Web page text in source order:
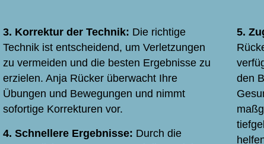
3. Korrektur der Technik: Die richtige
Technik ist entscheidend, um Verletzungen
zu vermeiden und die besten Ergebnisse zu
erzielen. Anja Rücker überwacht Ihre
Übungen und Bewegungen und nimmt
sofortige Korrekturen vor.
4. Schnellere Ergebnisse: Durch die
5.
den